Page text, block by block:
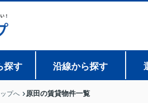
探す 沿線から探す
プへ 原田の賃貸物件一覧